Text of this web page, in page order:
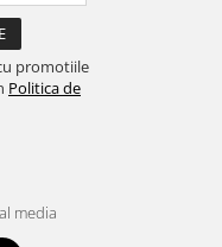
promotiile
Politica de
media